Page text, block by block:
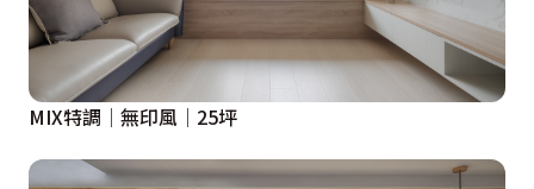
MIX特調│無印風│25坪